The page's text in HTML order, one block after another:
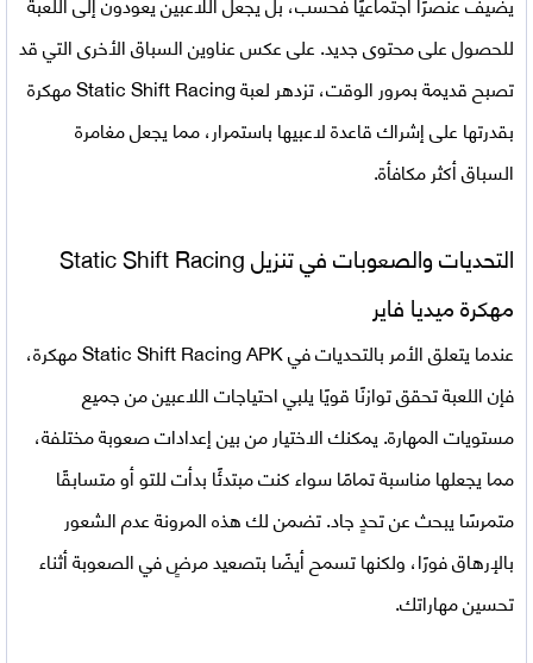
للحصول على محتوى جديد. على عكس عناوين السباق الأخرى التي قد
تصبح قديمة بمرور الوقت، تزدهرلعبة Static Shift Racing مهكرة
بقدرتها على إشراك قاعدة لاعبيها باستمرار، مما يجعل مغامرة
السباق أكثر مكافأة.
التحديات والصعوبات في تنزيلStatic Shift Racing
مهكرة ميديا فاير
عندما يتعلق الأمر بالتحديات في Static Shift Racing APK مهكرة،
فإن اللعبة تحقق توازنًا قويًا يلبي احتياجات اللاعبين من جميع
مستويات المهارة. يمكنك الاختيار من بين إعدادات صعوبة مختلفة،
مما يجعلها مناسبة تمامًا سواء كنت مبتدئًا بدأت للتو أو متسابقًا
متمرسًا يبحث عن تحدٍ جاد. تضمن لك هذه المرونة عدم الشعور
بالإرهاق فورًا، ولكنها تسمح أيضًا بتصعيد مرضٍ في الصعوبة أثناء
تحسين مهاراتك.